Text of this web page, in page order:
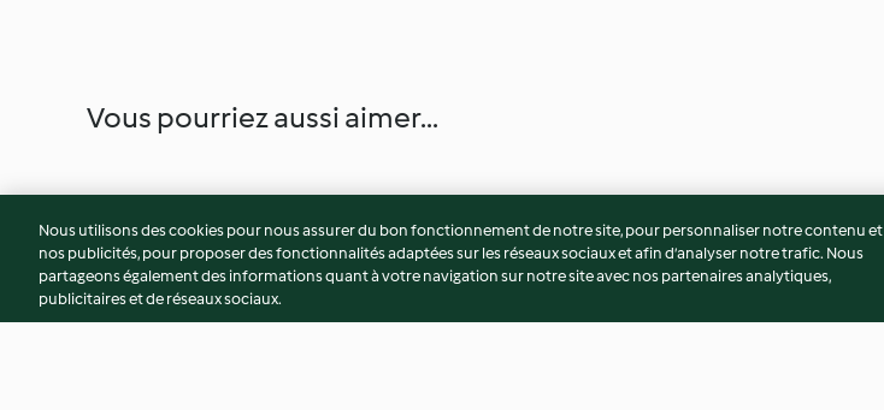
Vous pourriez aussi aimer...
Nous utilisons des cookies pour nous assurer du bon fonctionnement de notre site, pour personnaliser notre contenu et
nos publicités, pour proposer des fonctionnalités adaptées sur les réseaux sociaux et afin d’analyser notre trafic. Nous
partageons également des informations quant à votre navigation sur notre site avec nos partenaires analytiques,
publicitaires et de réseaux sociaux.